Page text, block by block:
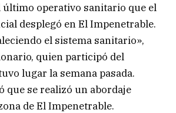
último operativo sanitario que el
desplegó en El Impenetrable.
el sistema sanitario»,
quien participó del
lugar la semana pasada.
que se realizó un abordaje
de El Impenetrable.